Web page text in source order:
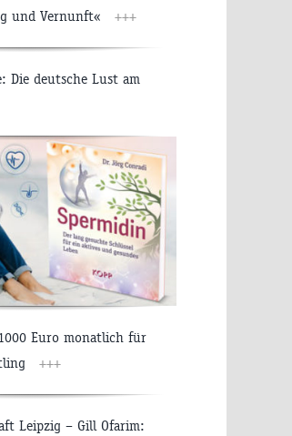
und Vernunft«
+++
Die deutsche Lust am
Euro monatlich für
+++
Leipzig – Gill Ofarim: